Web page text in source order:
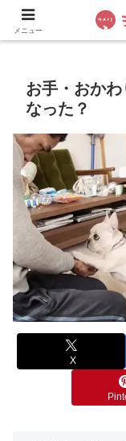
犬の手作りご飯
お手・おか
なった？
X
メニュー